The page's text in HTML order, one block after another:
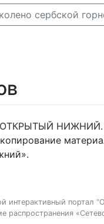
сербской
ОТКРЫТЫЙ
интерактивный
распространения